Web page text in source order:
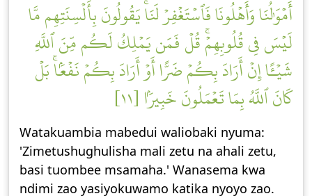
أَمۡوَٰلُنَا وَأَهۡلُونَا فَٱسۡتَغۡفِرۡ لَنَاۚ يَقُولُونَ بِأَلۡسِنَتِهِم مَّا
لَيۡسَ فِي قُلُوبِهِمۡۚ قُلۡ فَمَن يَمۡلِكُ لَكُم مِّنَ ٱللَّهِ
شَيۡـًٔا إِنۡ أَرَادَ بِكُمۡ ضَرًّا أَوۡ أَرَادَ بِكُمۡ نَفۡعَۢاۚ بَلۡ
كَانَ ٱللَّهُ بِمَا تَعۡمَلُونَ خَبِيرَۢا [١١]
Watakuambia mabedui waliobaki nyuma:
'Zimetushughulisha mali zetu na ahali zetu,
basi tuombee msamaha.' Wanasema kwa
ndimi zao yasiyokuwamo katika nyoyo zao.